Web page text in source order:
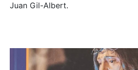
Juan Gil-Albert.